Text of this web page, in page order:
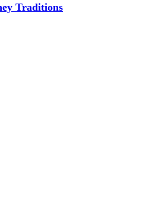
Traditions